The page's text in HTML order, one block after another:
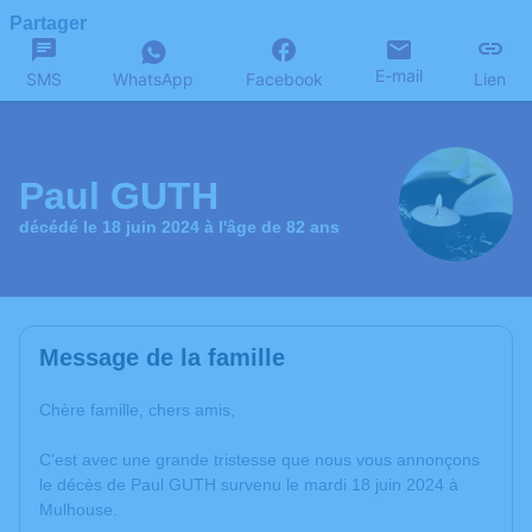
Partager
SMS WhatsApp Facebook E-mail Lien
Paul GUTH
décédé le 18 juin 2024 à l'âge de 82 ans
Message de la famille
Chère famille, chers amis,
C’est avec une grande tristesse que nous vous annonçons
le décès de Paul GUTH survenu le mardi 18 juin 2024 à
Mulhouse.